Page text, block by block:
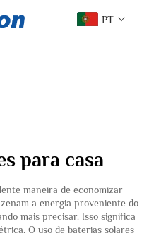
PT
para casa
maneira de economizar
a energia proveniente do
mais precisar. Isso significa
O uso de baterias solares